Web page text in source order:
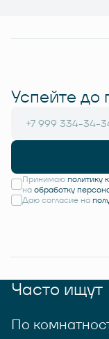
Успейте до
Принимаю политику
на обработку
Даю согласие на
Часто ищут
По